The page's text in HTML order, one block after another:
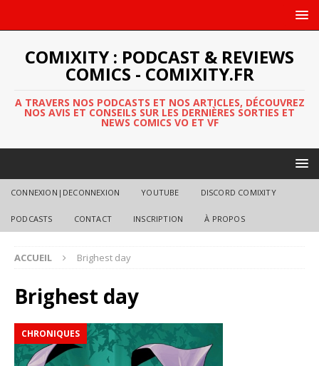
COMIXITY : PODCAST & REVIEWS
COMICS - COMIXITY.FR
A TRAVERS NOS PODCASTS ET NOS ARTICLES, DÉCOUVREZ
NOS AVIS ET CONSEILS SUR LES DERNIÈRES SORTIES ET
NEWS COMICS VO ET VF
CONNEXION|DECONNEXION YOUTUBE DISCORD COMIXITY
PODCASTS CONTACT INSCRIPTION À PROPOS
ACCUEIL Brighest day
Brighest day
CHRONIQUES